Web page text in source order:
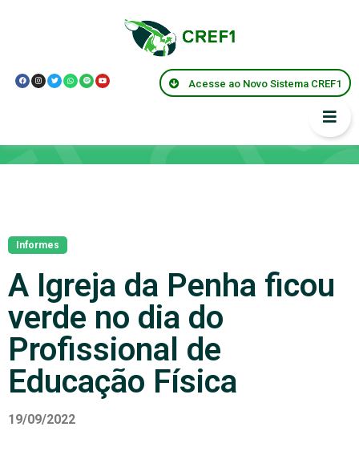
Acesse ao Novo Sistema CREF1
Informes
A Igreja da Penha ficou
verde no dia do
Profissional de
Educação Física
19/09/2022